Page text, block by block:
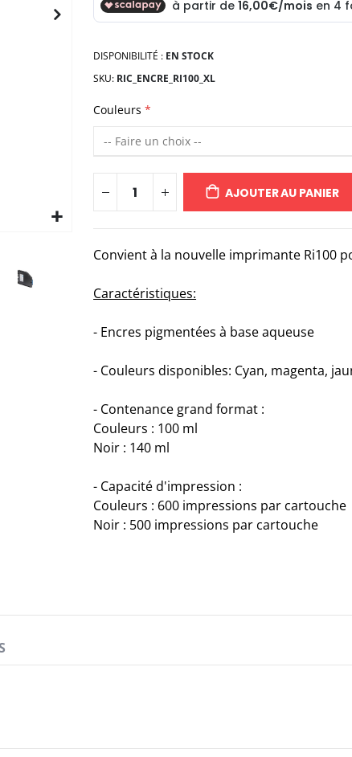
DISPONIBILITÉ : EN STOCK
SKU RIC_ENCRE_RI100_XL
Couleurs
AJOUTER AU PANIER
Convient à la nouvelle imprimante Ri100
Caractéristiques:
- Encres pigmentées à base aqueuse
- Couleurs disponibles: Cyan, magenta,
- Contenance grand format :
Couleurs : 100 ml
Noir : 140 ml
- Capacité d'impression :
Couleurs : 600 impressions par cartouche
Noir : 500 impressions par cartouche